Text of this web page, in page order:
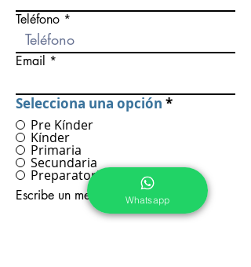
Teléfono
Email
Selecciona una opción *
Pre Kínder
Kínder
Primaria
Secundaria
Preparatoria
Escribe un mensaje Whatsapp